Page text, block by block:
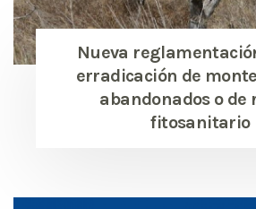
Nueva
erradicación de
abandonados o de
fitosanitario